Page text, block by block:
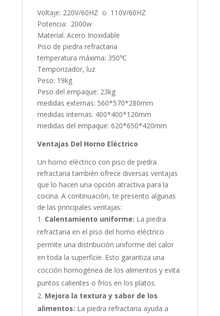
Voltaje: 220V/60HZ o 110V/60HZ
Potencia: 2000w
Material: Acero Inoxidable
Piso de piedra refractaria
temperatura máxima: 350℃
Temporizador, luz
Peso: 19kg
Peso del empaque: 23kg
medidas externas: 560*570*280mm
medidas internas: 400*400*120mm
medidas del empaque: 620*650*420mm
Ventajas Del Horno Eléctrico
Un horno eléctrico con piso de piedra
refractaria también ofrece diversas ventajas
que lo hacen una opción atractiva para la
cocina. A continuación, te presento algunas
de las principales ventajas:
Calentamiento uniforme: La piedra
refractaria en el piso del horno eléctrico
permite una distribución uniforme del calor
en toda la superficie. Esto garantiza una
cocción homogénea de los alimentos y evita
puntos calientes o fríos en los platos.
Mejora la textura y sabor de los
alimentos: La piedra refractaria ayuda a